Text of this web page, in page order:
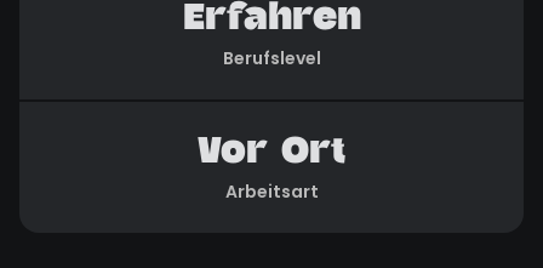
Erfahren
Berufslevel
Vor Ort
Arbeitsart